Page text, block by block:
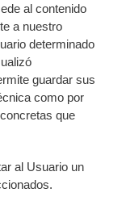
al contenido
a nuestro
determinado
guardar sus
como por
que
al Usuario un